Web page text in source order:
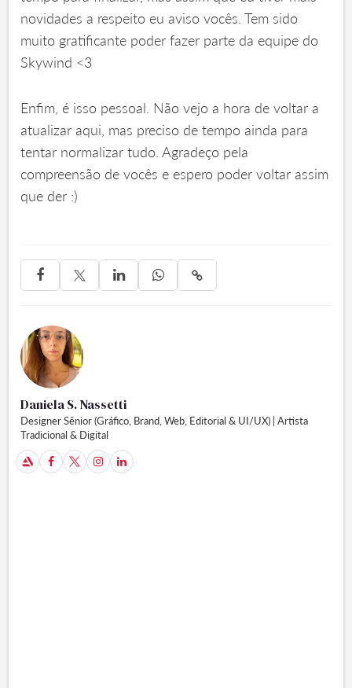
novidades a respeito eu aviso vocês. Tem sido
muito gratificante poder fazer parte da equipe do
Skywind <3
Enfim, é isso pessoal. Não vejo a hora de voltar a
atualizar aqui, mas preciso de tempo ainda para
tentar normalizar tudo. Agradeço pela
compreensão de vocês e espero poder voltar assim
que der :)
   
Daniela S. Nassetti
Designer Sênior (Gráfico, Brand, Web, Editorial & UI/UX) | Artista
Tradicional & Digital
A   